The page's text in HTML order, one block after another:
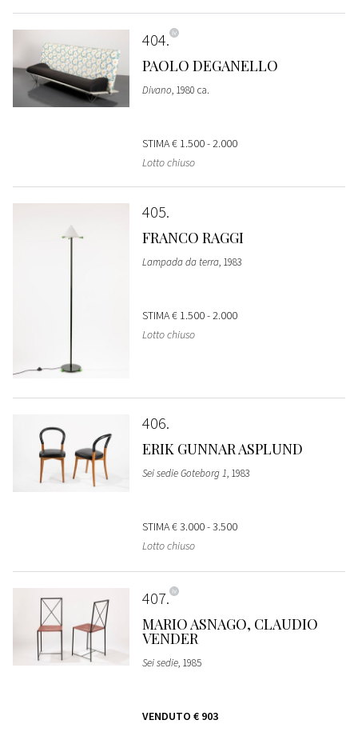
404
PAOLO DEGANELLO
Divano, 1980 ca.
STIMA€ 1.500 - 2.000
Lotto chiuso
405
FRANCO RAGGI
Lampada da terra, 1983
STIMA€ 1.500 - 2.000
Lotto chiuso
406
ERIK GUNNAR ASPLUND
Sei sedie Goteborg 1, 1983
STIMA€ 3.000 - 3.500
Lotto chiuso
407
MARIO ASNAGO, CLAUDIO
VENDER
Sei sedie, 1985
VENDUTO € 903